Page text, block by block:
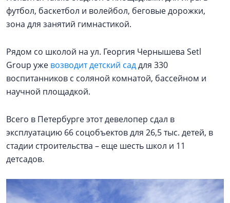
футбол, баскетбол и волейбол, беговые дорожки,
зона для занятий гимнастикой.
Рядом со школой на ул. Георгия Чернышева Setl
Group уже возводит детский саддля 330
воспитанников с соляной комнатой, бассейном и
научной площадкой.
Всего в Петербурге этот девелопер сдал в
эксплуатацию 66 соцобъектов для 26,5 тыс. детей, в
стадии строительства – еще шесть школ и 11
детсадов.